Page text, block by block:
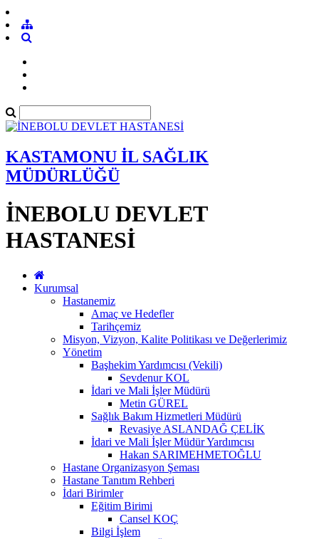
KASTAMONU İL SAĞLIK
MÜDÜRLÜĞÜ
İNEBOLU DEVLET
HASTANESİ
Kurumsal
Hastanemiz
Amaç ve Hedefler
Tarihçemiz
Misyon, Vizyon, Kalite Politikası ve Değerlerimiz
Yönetim
Başhekim Yardımcısı (Vekili)
Sevdenur KOL
İdari ve Mali İşler Müdürü
Metin GÜREL
Sağlık Bakım Hizmetleri Müdürü
Revasiye ASLANDAĞ ÇELİK
İdari ve Mali İşler Müdür Yardımcısı
Hakan SARIMEHMETOĞLU
Hastane Organizasyon Şeması
Hastane Tanıtım Rehberi
İdari Birimler
Eğitim Birimi
Cansel KOÇ
Bilgi İşlem